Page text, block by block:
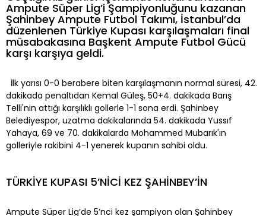
Ampute Süper Lig’i Şampiyonluğunu kazanan
Şahinbey Ampute Futbol Takımı, İstanbul’da
düzenlenen Türkiye Kupası karşılaşmaları final
müsabakasına Başkent Ampute Futbol Gücü
karşı karşıya geldi.
İlk yarısı 0-0 berabere biten karşılaşmanın normal süresi, 42.
dakikada penaltıdan Kemal Güleş, 50+4. dakikada Barış
Telli'nin attığı karşılıklı gollerle 1-1 sona erdi. Şahinbey
Belediyespor, uzatma dakikalarında 54. dakikada Yussıf
Yahaya, 69 ve 70. dakikalarda Mohammed Mubarık'ın
golleriyle rakibini 4-1 yenerek kupanın sahibi oldu.
TÜRKİYE KUPASI 5’NİCİ KEZ ŞAHİNBEY’İN
Ampute Süper Lig’de 5’nci kez şampiyon olan Şahinbey